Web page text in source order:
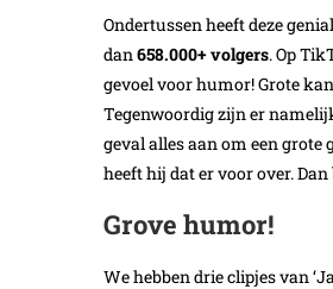
Ondertussen heeft deze
dan 658.000+ volgers. Op
gevoel voor humor! Grote
Tegenwoordig zijn er
geval alles aan om een grote
heeft hij dat er voor over.
Grove humor!
We hebben drie clipjes van